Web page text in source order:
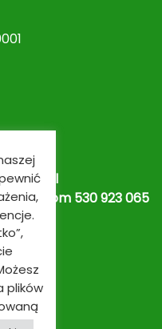
tel. kom 530 923 065
plików